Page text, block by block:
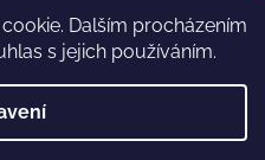
Dalším procházením
s jejich používáním.
SE